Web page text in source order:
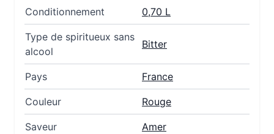
Conditionnement 0,70 L
Type de spiritueux sans
alcool
Bitter
Pays France
Couleur Rouge
Saveur Amer